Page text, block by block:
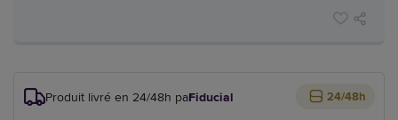
Produit livré en 24/48h parFiducial 24/48h